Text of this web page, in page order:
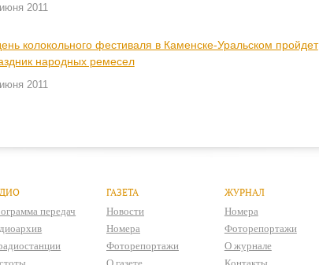
2011
колокольного фестиваля в Каменске-Уральском пройдет
народных ремесел
2011
передач
ГАЗЕТА
Новости
Номера
Фоторепортажи
ЖУРНАЛ
Номера
Фоторепортажи
О журнале